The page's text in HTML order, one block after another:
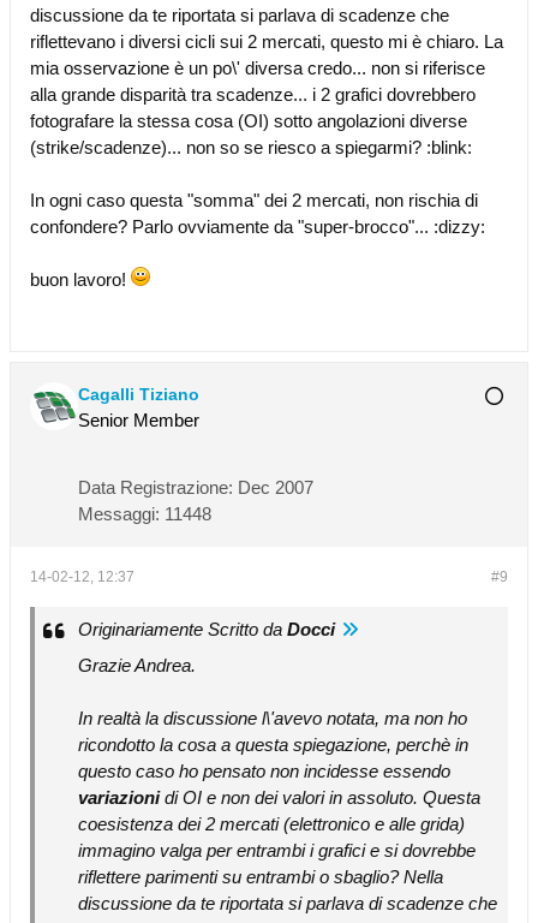
discussione da te riportata si parlava di scadenze che
riflettevano i diversi cicli sui 2 mercati, questo mi è chiaro. La
mia osservazione è un po\' diversa credo... non si riferisce
alla grande disparità tra scadenze... i 2 grafici dovrebbero
fotografare la stessa cosa (OI) sotto angolazioni diverse
(strike/scadenze)... non so se riesco a spiegarmi? :blink:
In ogni caso questa "somma" dei 2 mercati, non rischia di
confondere? Parlo ovviamente da "super-brocco"... :dizzy:
buon lavoro!
Cagalli Tiziano
Senior Member
Data Registrazione: Dec 2007
Messaggi: 11448
#9
14-02-12, 12:37
Originariamente Scritto da Docci
Grazie Andrea.
In realtà la discussione l\'avevo notata, ma non ho
ricondotto la cosa a questa spiegazione, perchè in
questo caso ho pensato non incidesse essendo
variazionidi OI e non dei valori in assoluto. Questa
coesistenza dei 2 mercati (elettronico e alle grida)
immagino valga per entrambi i grafici e si dovrebbe
riflettere parimenti su entrambi o sbaglio? Nella
discussione da te riportata si parlava di scadenze che